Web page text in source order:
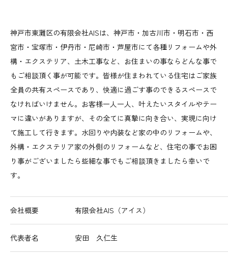
神戸市東灘区の有限会社AISは、神戸市・加古川市・明石市・西
宮市・宝塚市・伊丹市・尼崎市・芦屋市にて各種リフォームや外
構・エクステリア、土木工事など、お住まいの事ならどんな事で
もご相談頂く事が可能です。皆様が住まわれている住宅はご家族
全員の共有スペースであり、快適に過ごす事のできるスペースで
なければいけません。お客様一人一人、叶えたいスタイルやテー
マに違いがありますが、その全てに真摯に向き合い、実現に向け
て施工して行きます。水回りや内装など家の中のリフォームや、
外構・エクステリア家の外側のリフォームなど、住宅の事でお困
り事がございましたら些細な事でもご相談頂きましたら幸いで
す。
会社概要 有限会社AIS（アイス）
代表者名 安田 久仁生